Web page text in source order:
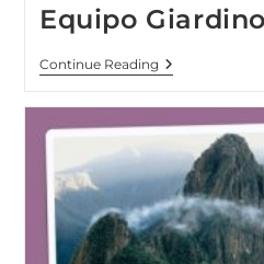
Equipo
Continue Reading